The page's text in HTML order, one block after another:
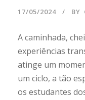
17/05/2024 BY
A caminhada,
experiências
atinge um
um ciclo, a tão
os estudantes